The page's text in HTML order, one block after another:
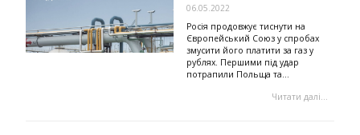
06.05.2022
Росія продовжує тиснути на
Європейський Союз у спробах
змусити його платити за газ у
рублях. Першими під удар
потрапили Польща та...
Читати далі...